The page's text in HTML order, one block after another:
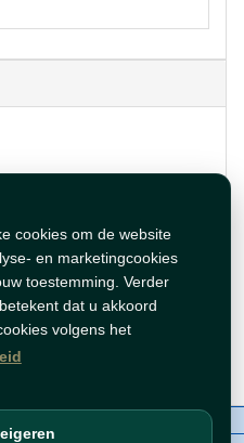
cookies om de website
en marketingcookies
toestemming. Verder
dat u akkoord
volgens het
WhatsAppen